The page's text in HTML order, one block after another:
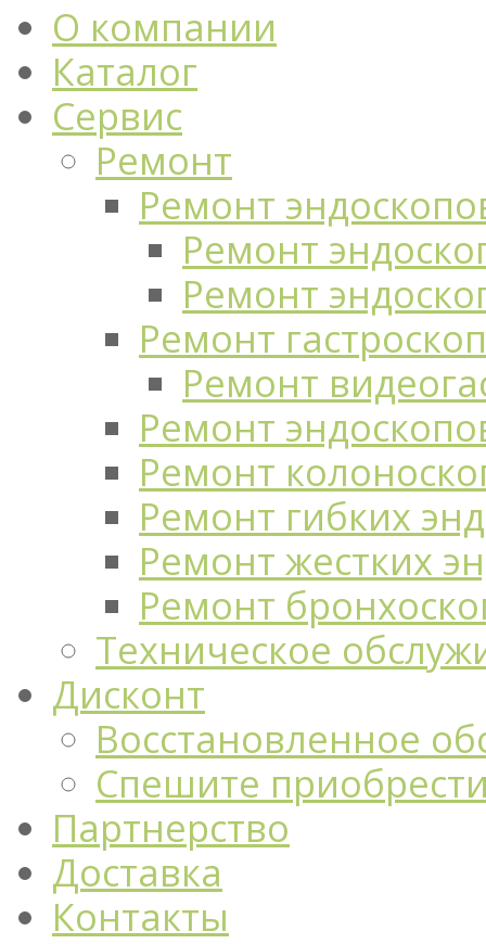
О компании
Каталог
Сервис
Ремонт
Ремонт
Ремонт
Ремонт
Ремонт
Ремонт
Ремонт
Ремонт
Ремонт гибких
Ремонт жестких
Ремонт
Техническое
Дисконт
Восстановленное
Спешите
Партнерство
Доставка
Контакты